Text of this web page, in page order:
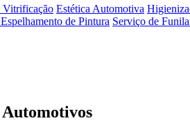
Vitrificação Estética Automotiva
de Pintura Serviço de